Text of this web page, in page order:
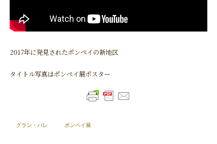
2017年に発見されたポンペイの新地区
タイトル写真はポンペイ展ポスター
グラン・パレ ポンペイ展